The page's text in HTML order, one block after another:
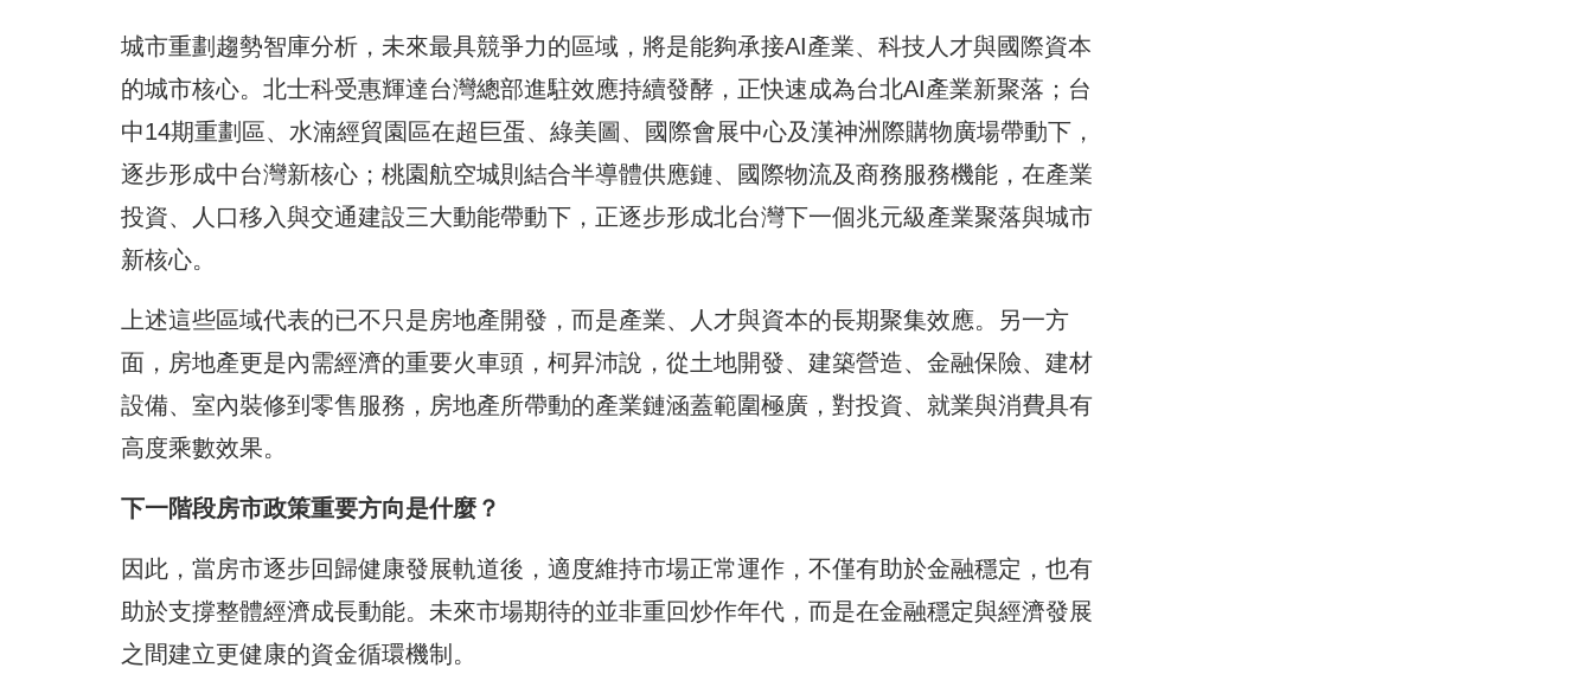
城市重劃趨勢智庫分析，未來最具競爭力的區域，將是能夠承接AI產業、科技人才與國際資本
的城市核心。北士科受惠輝達台灣總部進駐效應持續發酵，正快速成為台北AI產業新聚落；台
中14期重劃區、水湳經貿園區在超巨蛋、綠美圖、國際會展中心及漢神洲際購物廣場帶動下，
逐步形成中台灣新核心；桃園航空城則結合半導體供應鏈、國際物流及商務服務機能，在產業
投資、人口移入與交通建設三大動能帶動下，正逐步形成北台灣下一個兆元級產業聚落與城市
新核心。
上述這些區域代表的已不只是房地產開發，而是產業、人才與資本的長期聚集效應。另一方
面，房地產更是內需經濟的重要火車頭，柯昇沛說，從土地開發、建築營造、金融保險、建材
設備、室內裝修到零售服務，房地產所帶動的產業鏈涵蓋範圍極廣，對投資、就業與消費具有
高度乘數效果。
下一階段房市政策重要方向是什麼？
因此，當房市逐步回歸健康發展軌道後，適度維持市場正常運作，不僅有助於金融穩定，也有
助於支撐整體經濟成長動能。未來市場期待的並非重回炒作年代，而是在金融穩定與經濟發展
之間建立更健康的資金循環機制。